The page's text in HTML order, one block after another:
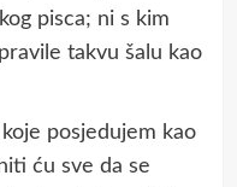
pisca; ni s kim
takvu šalu kao
posjedujem kao
ću sve da se